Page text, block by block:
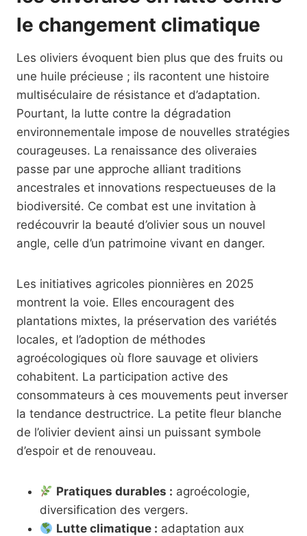
le changement climatique
Les oliviers évoquent bien plus que des fruits ou
une huile précieuse ; ils racontent une histoire
multiséculaire de résistance et d’adaptation.
Pourtant, la lutte contre la dégradation
environnementale impose de nouvelles stratégies
courageuses. La renaissance des oliveraies
passe par une approche alliant traditions
ancestrales et innovations respectueuses de la
biodiversité. Ce combat est une invitation à
redécouvrir la beauté d’olivier sous un nouvel
angle, celle d’un patrimoine vivant en danger.
Les initiatives agricoles pionnières en 2025
montrent la voie. Elles encouragent des
plantations mixtes, la préservation des variétés
locales, et l’adoption de méthodes
agroécologiques où flore sauvage et oliviers
cohabitent. La participation active des
consommateurs à ces mouvements peut inverser
la tendance destructrice. La petite fleur blanche
de l’olivier devient ainsi un puissant symbole
d’espoir et de renouveau.
Pratiques durables : agroécologie,
diversification des vergers.
Lutte climatique : adaptation aux